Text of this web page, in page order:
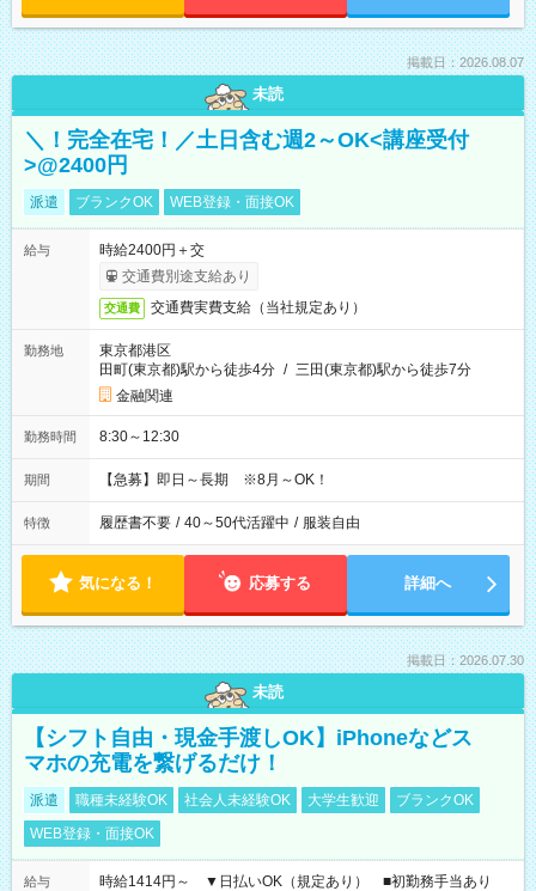
掲載日：2026.08.07
未読
＼！完全在宅！／土日含む週2～OK<講座受付
>@2400円
派遣 ブランクOK WEB登録・面接OK
給与
時給2400円＋交
交通費別途支給あり
交通費 交通費実費支給（当社規定あり）
勤務地
東京都港区
田町(東京都)駅から徒歩4分 / 三田(東京都)駅から徒歩7分
金融関連
勤務時間 8:30～12:30
期間 【急募】即日～長期 ※8月～OK！
特徴 履歴書不要 / 40～50代活躍中 / 服装自由
気になる！ 応募する 詳細へ
掲載日：2026.07.30
未読
【シフト自由・現金手渡しOK】iPhoneなどス
マホの充電を繋げるだけ！
派遣 職種未経験OK 社会人未経験OK 大学生歓迎
ブランクOK
WEB登録・面接OK
給与
時給1414円～ ▼日払いOK（規定あり） ■初勤務手当あり